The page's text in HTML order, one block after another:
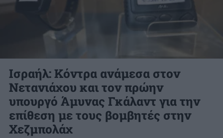
Ισραήλ: Κόντρα ανάμεσα στον
Νετανιάχου και τον πρώην
υπουργό Άμυνας Γκάλαντ για την
επίθεση με τους βομβητές στην
Χεζμπολάχ